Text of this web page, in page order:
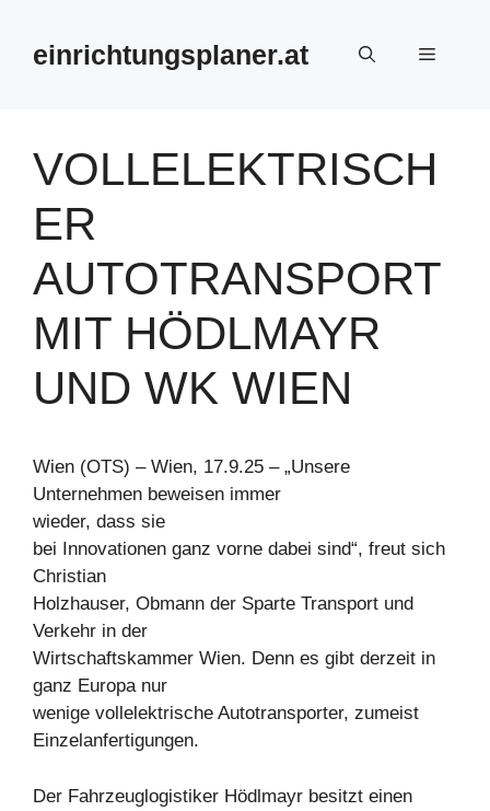
springeneinrichtungsplaner.at Menü
VOLLELEKTRISCH
ER
AUTOTRANSPORT
MIT HÖDLMAYR
UND WK WIEN
Wien (OTS) – Wien, 17.9.25 – „Unsere
Unternehmen beweisen immer
wieder, dass sie
bei Innovationen ganz vorne dabei sind“, freut sich
Christian
Holzhauser, Obmann der Sparte Transport und
Verkehr in der
Wirtschaftskammer Wien. Denn es gibt derzeit in
ganz Europa nur
wenige vollelektrische Autotransporter, zumeist
Einzelanfertigungen.
Der Fahrzeuglogistiker Hödlmayr besitzt einen